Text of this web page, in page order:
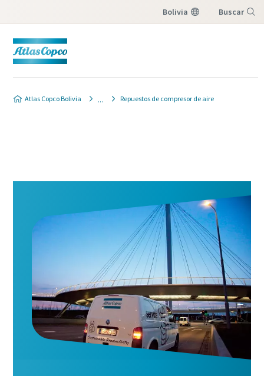
Bolivia Buscar
Atlas Copco Bolivia Repuestos de compresor de aire